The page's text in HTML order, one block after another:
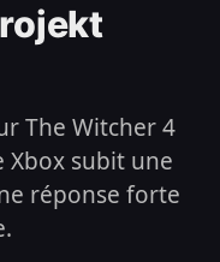
The Witcher 4
Xbox subit une
réponse forte